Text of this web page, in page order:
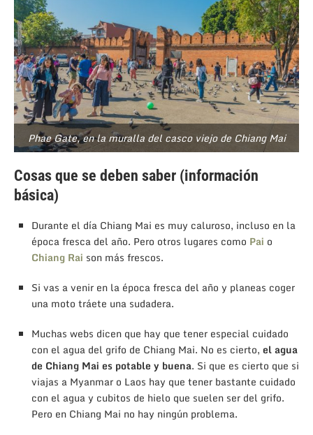
Phae Gate, en la muralla del casco viejo de Chiang Mai
Cosas que se deben saber (información
básica)
Durante el día Chiang Mai es muy caluroso, incluso en la
época fresca del año. Pero otros lugares como Pai o
Chiang Rai son más frescos.
Si vas a venir en la época fresca del año y planeas coger
una moto tráete una sudadera.
Muchas webs dicen que hay que tener especial cuidado
con el agua del grifo de Chiang Mai. No es cierto, el agua
de Chiang Mai es potable y buena. Si que es cierto que si
viajas a Myanmar o Laos hay que tener bastante cuidado
con el agua y cubitos de hielo que suelen ser del grifo.
Pero en Chiang Mai no hay ningún problema.